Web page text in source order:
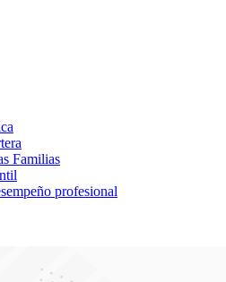
Familias
profesional